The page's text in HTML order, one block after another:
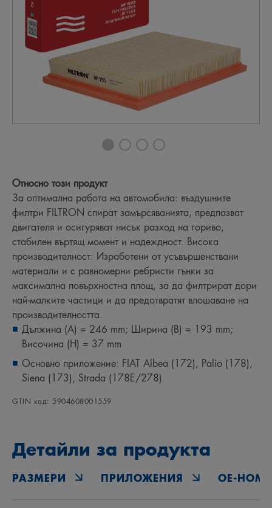
Относно този продукт
За оптимална работа на автомобила: въздушните
филтри FILTRON спират замърсяванията, предпазват
двигателя и осигуряват нисък разход на гориво,
стабилен въртящ момент и надеждност. Висока
производителност: Изработени от усъвършенствани
материали и с равномерни ребристи гънки за
максимална повърхностна площ, за да филтрират дори
най-малките частици и да предотвратят влошаване на
производителността.
Дължина (A) = 246 mm; Ширина (B) = 193 mm;
Височина (H) = 37 mm
Основно приложение: FIAT Albea (172), Palio (178),
Siena (173), Strada (178E/278)
GTIN код: 5904608001559
Детайли за продукта
РАЗМЕРИ ПРИЛОЖЕНИЯ